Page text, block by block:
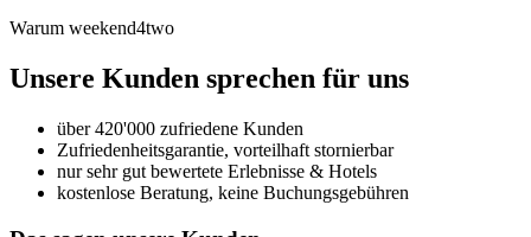
Warum weekend4two
Unsere Kunden sprechen für uns
über 420'000 zufriedene Kunden
Zufriedenheitsgarantie, vorteilhaft stornierbar
nur sehr gut bewertete Erlebnisse & Hotels
kostenlose Beratung, keine Buchungsgebühren